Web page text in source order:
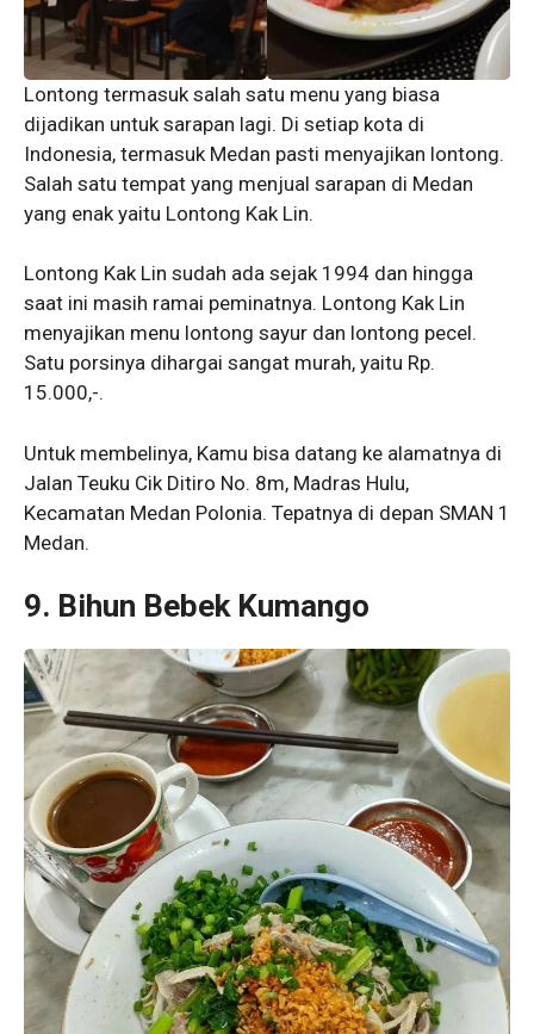
Lontong termasuk salah satu menu yang biasa
dijadikan untuk sarapan lagi. Di setiap kota di
Indonesia, termasuk Medan pasti menyajikan lontong.
Salah satu tempat yang menjual sarapan di Medan
yang enak yaitu Lontong Kak Lin.
Lontong Kak Lin sudah ada sejak 1994 dan hingga
saat ini masih ramai peminatnya. Lontong Kak Lin
menyajikan menu lontong sayur dan lontong pecel.
Satu porsinya dihargai sangat murah, yaitu Rp.
15.000,-.
Untuk membelinya, Kamu bisa datang ke alamatnya di
Jalan Teuku Cik Ditiro No. 8m, Madras Hulu,
Kecamatan Medan Polonia. Tepatnya di depan SMAN 1
Medan.
9. Bihun Bebek Kumango